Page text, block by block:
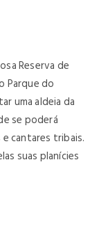
Reserva de
Parque do
uma aldeia da
se poderá
cantares tribais.
suas planícies